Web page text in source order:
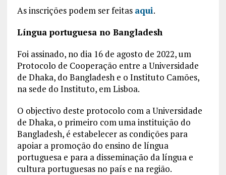
As inscrições podem ser feitas aqui.
Língua portuguesa no Bangladesh
Foi assinado, no dia 16 de agosto de 2022, um
Protocolo de Cooperação entre a Universidade
de Dhaka, do Bangladesh e o Instituto Camões,
na sede do Instituto, em Lisboa.
O objectivo deste protocolo com a Universidade
de Dhaka, o primeiro com uma instituição do
Bangladesh, é estabelecer as condições para
apoiar a promoção do ensino de língua
portuguesa e para a disseminação da língua e
cultura portuguesas no país e na região.